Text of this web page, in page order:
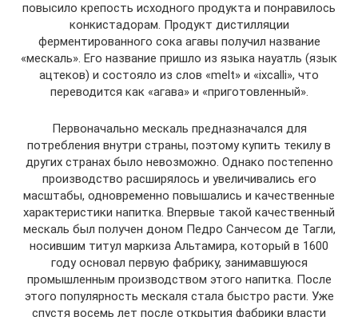
повысило крепость исходного продукта и понравилось
конкистадорам. Продукт дистилляции
ферментированного сока агавы получил название
«мескаль». Его название пришло из языка науатль (язык
ацтеков) и состояло из слов «melt» и «ixcalli», что
переводится как «агава» и «приготовленный».
Первоначально мескаль предназначался для
потребления внутри страны, поэтому купить текилу в
других странах было невозможно. Однако постепенно
производство расширялось и увеличивались его
масштабы, одновременно повышались и качественные
характеристики напитка. Впервые такой качественный
мескаль был получен доном Педро Санчесом де Тагли,
носившим титул маркиза Альтамира, который в 1600
году основал первую фабрику, занимавшуюся
промышленным производством этого напитка. После
этого популярность мескаля стала быстро расти. Уже
спустя восемь лет после открытия фабрики власти